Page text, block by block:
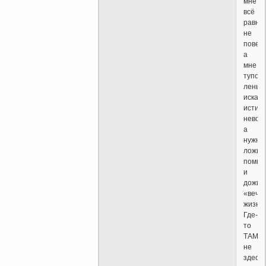
всё
равно
не
а
мне
тупо
искать
истину
а
нужно
и
жизни.
Где-
то
ТАМ,
не
здесь